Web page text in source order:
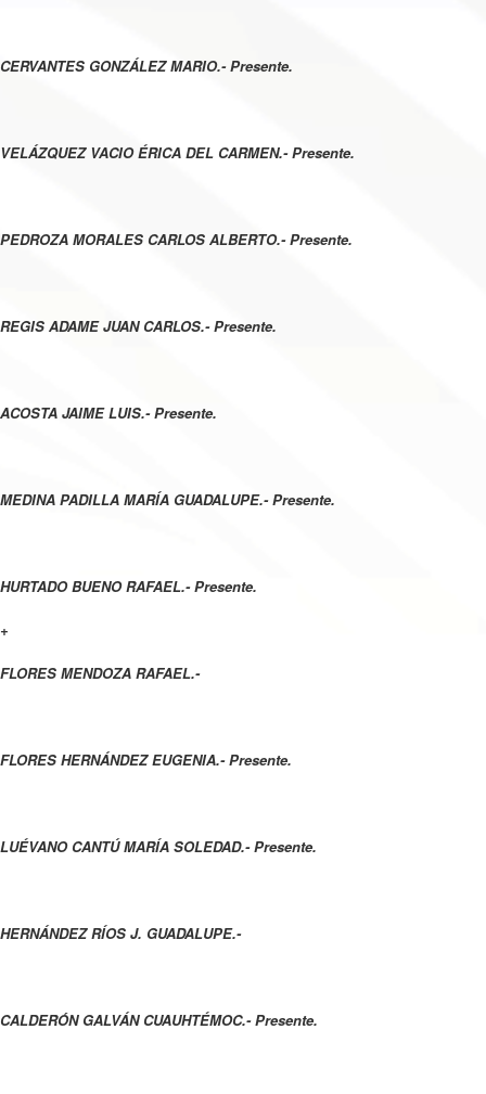
CERVANTES GONZÁLEZ MARIO.- Presente.
VELÁZQUEZ VACIO ÉRICA DEL CARMEN.- Presente.
PEDROZA MORALES CARLOS ALBERTO.- Presente.
REGIS ADAME JUAN CARLOS.- Presente.
ACOSTA JAIME LUIS.- Presente.
MEDINA PADILLA MARÍA GUADALUPE.- Presente.
HURTADO BUENO RAFAEL.- Presente.
+
FLORES MENDOZA RAFAEL.-
FLORES HERNÁNDEZ EUGENIA.- Presente.
LUÉVANO CANTÚ MARÍA SOLEDAD.- Presente.
HERNÁNDEZ RÍOS J. GUADALUPE.-
CALDERÓN GALVÁN CUAUHTÉMOC.- Presente.